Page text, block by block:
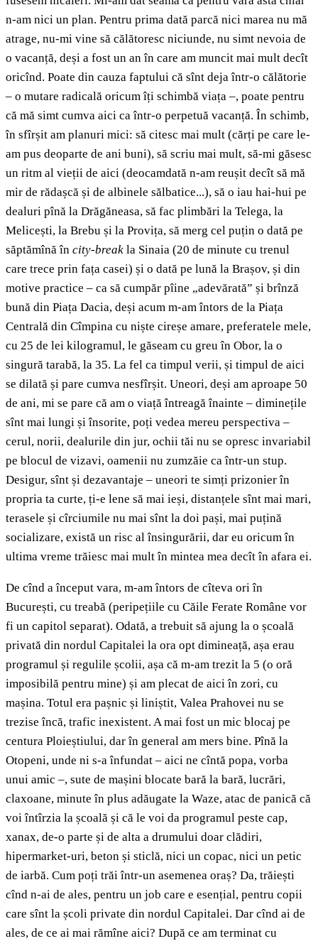
n-am nici un plan. Pentru prima dată parcă nici marea nu mă
atrage, nu-mi vine să călătoresc niciunde, nu simt nevoia de
o vacanță, deși a fost un an în care am muncit mai mult decît
oricînd. Poate din cauza faptului că sînt deja într-o călătorie
– o mutare radicală oricum îți schimbă viața –, poate pentru
că mă simt cumva aici ca într-o perpetuă vacanță. În schimb,
în sfîrșit am planuri mici: să citesc mai mult (cărți pe care le-
am pus deoparte de ani buni), să scriu mai mult, să-mi găsesc
un ritm al vieții de aici (deocamdată n-am reușit decît să mă
mir de rădașcă și de albinele sălbatice...), să o iau hai-hui pe
dealuri pînă la Drăgăneasa, să fac plimbări la Telega, la
Melicești, la Brebu și la Provița, să merg cel puțin o dată pe
săptămînă în city-break la Sinaia (20 de minute cu trenul
care trece prin fața casei) și o dată pe lună la Brașov, și din
motive practice – ca să cumpăr pîine „adevărată” și brînză
bună din Piața Dacia, deși acum m-am întors de la Piața
Centrală din Cîmpina cu niște cireșe amare, preferatele mele,
cu 25 de lei kilogramul, le găseam cu greu în Obor, la o
singură tarabă, la 35. La fel ca timpul verii, și timpul de aici
se dilată și pare cumva nesfîrșit. Uneori, deși am aproape 50
de ani, mi se pare că am o viață întreagă înainte – diminețile
sînt mai lungi și însorite, poți vedea mereu perspectiva –
cerul, norii, dealurile din jur, ochii tăi nu se opresc invariabil
pe blocul de vizavi, oamenii nu zumzăie ca într-un stup.
Desigur, sînt și dezavantaje – uneori te simți prizonier în
propria ta curte, ți-e lene să mai ieși, distanțele sînt mai mari,
terasele și cîrciumile nu mai sînt la doi pași, mai puțină
socializare, există un risc al însingurării, dar eu oricum în
ultima vreme trăiesc mai mult în mintea mea decît în afara ei.
De cînd a început vara, m-am întors de cîteva ori în
București, cu treabă (peripețiile cu Căile Ferate Române vor
fi un capitol separat). Odată, a trebuit să ajung la o școală
privată din nordul Capitalei la ora opt dimineață, așa erau
programul și regulile școlii, așa că m-am trezit la 5 (o oră
imposibilă pentru mine) și am plecat de aici în zori, cu
mașina. Totul era pașnic și liniștit, Valea Prahovei nu se
trezise încă, trafic inexistent. A mai fost un mic blocaj pe
centura Ploieștiului, dar în general am mers bine. Pînă la
Otopeni, unde ni s-a înfundat – aici ne cîntă popa, vorba
unui amic –, sute de mașini blocate bară la bară, lucrări,
claxoane, minute în plus adăugate la Waze, atac de panică că
voi întîrzia la școală și că le voi da programul peste cap,
xanax, de-o parte și de alta a drumului doar clădiri,
hipermarket-uri, beton și sticlă, nici un copac, nici un petic
de iarbă. Cum poți trăi într-un asemenea oraș? Da, trăiești
cînd n-ai de ales, pentru un job care e esențial, pentru copii
care sînt la școli private din nordul Capitalei. Dar cînd ai de
ales, de ce ai mai rămîne aici? După ce am terminat cu